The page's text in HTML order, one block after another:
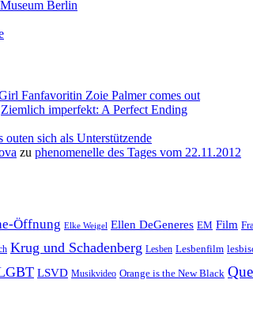
Fanfavoritin Zoie Palmer comes out
Ziemlich imperfekt: A Perfect Ending
outen sich als Unterstützende
zu phenomenelle des Tages vom 22.11.2012
Öffnung Elke Weigel Ellen DeGeneres EM Film
Krug und Schadenberg Lesben Lesbenfilm
LSVD Musikvideo Orange is the New Black